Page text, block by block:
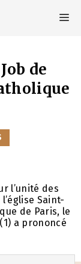
de
l’unité des
Saint-
de Paris, le
a prononcé